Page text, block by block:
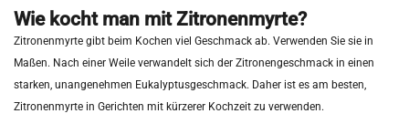
Wie kocht man mit Zitronenmyrte?
Zitronenmyrte gibt beim Kochen viel Geschmack ab. Verwenden Sie sie in
Maßen. Nach einer Weile verwandelt sich der Zitronengeschmack in einen
starken, unangenehmen Eukalyptusgeschmack. Daher ist es am besten,
Zitronenmyrte in Gerichten mit kürzerer Kochzeit zu verwenden.